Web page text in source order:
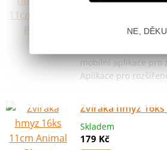
Skladem
mobilní aplikace pro
Aplikace pro
Zvířáka hmyz
Skladem
179 Kč
NE,